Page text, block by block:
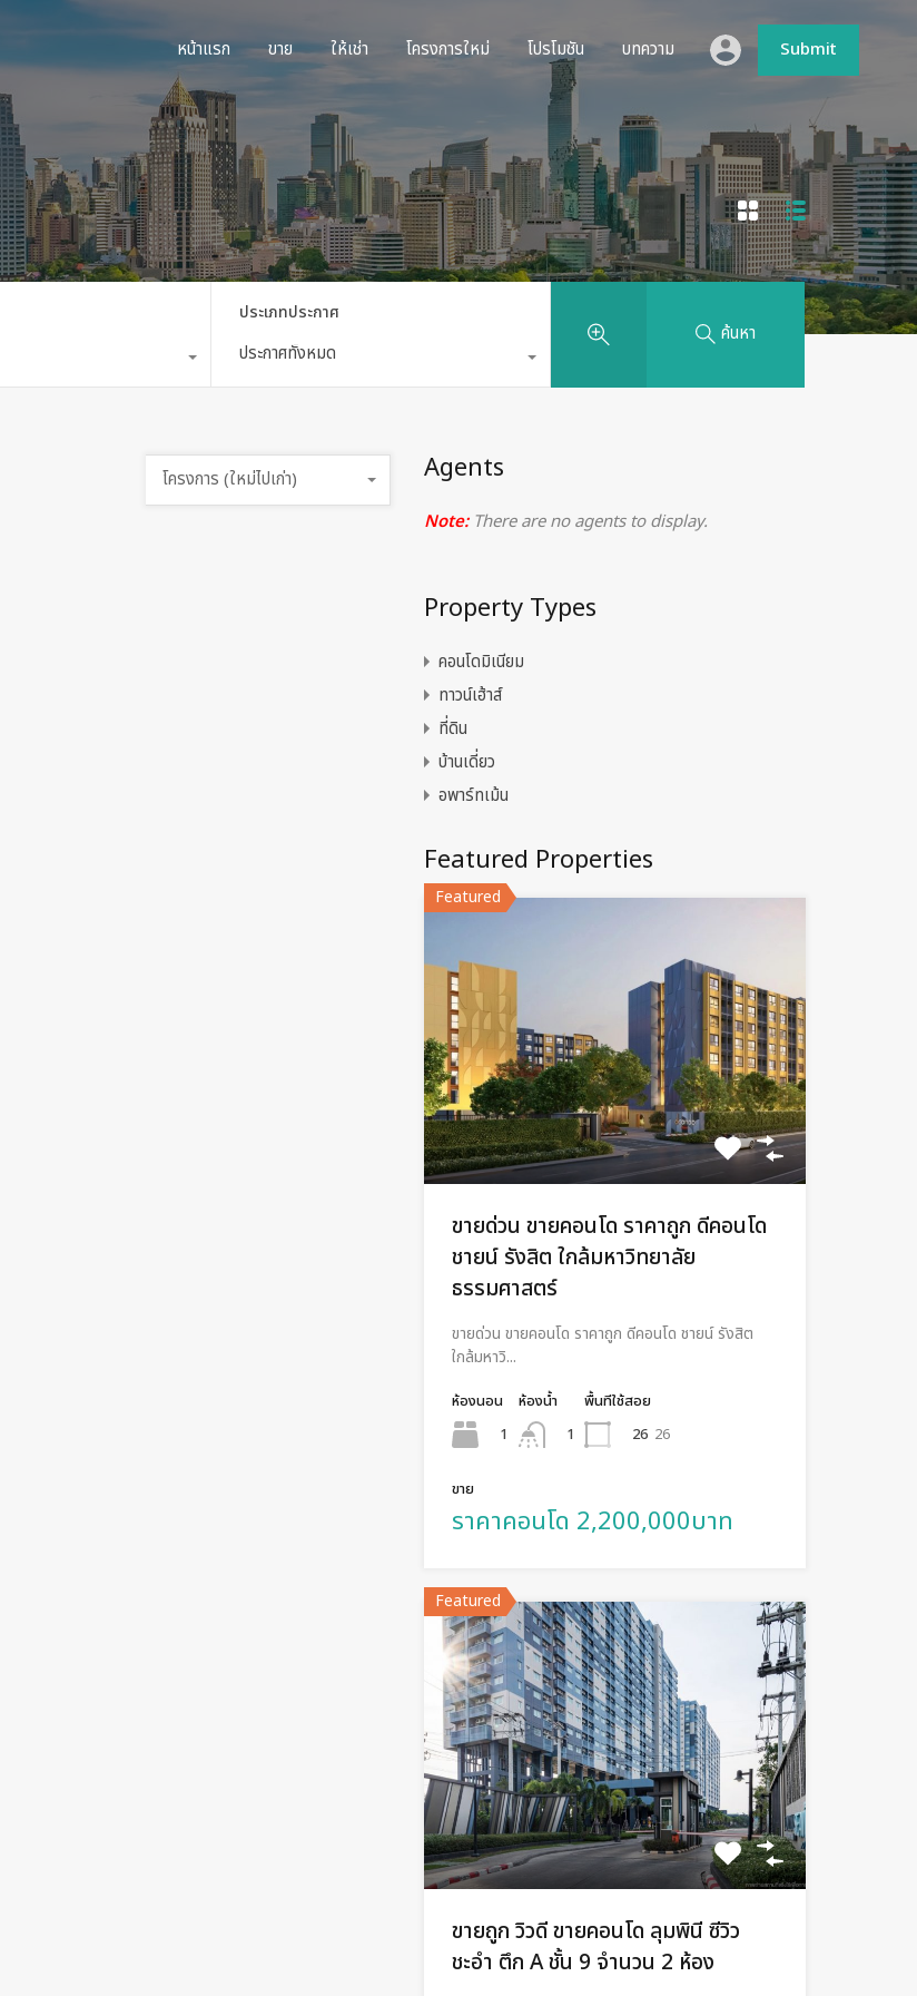
หน้าแรก ขาย ให้เช่า โครงการใหม่ โปรโมชัน บทความ Submit
หน้าแรก ขาย ให้เช่า โครงการใหม่ โปรโมชัน บทความ Submit
ประเภทประกาศ
ประกาศทั้งหมด
ค้นหา
โครงการ (ใหม่ไปเก่า) Agents
Note:There are no agents to display.
Property Types
คอนโดมิเนียม
ทาวน์เฮ้าส์
ที่ดิน
บ้านเดี่ยว
อพาร์ทเม้น
Featured Properties
Featured
ขายด่วน ขายคอนโด ราคาถูก ดีคอนโด
ชายน์ รังสิต ใกล้มหาวิทยาลัย
ธรรมศาสตร์​
ขายด่วน ขายคอนโด ราคาถูก ดีคอนโด ชายน์ รังสิต
ใกล้มหาวิ...
ห้องนอน
1
ห้องน้ำ
1
พื้นทีใช้สอย
26 26
ขาย
ราคาคอนโด 2,200,000บาท
Featured
ขายถูก วิวดี ขายคอนโด ลุมพินี ซีวิว
ชะอำ ตึก A ชั้น 9 จำนวน 2 ห้อง